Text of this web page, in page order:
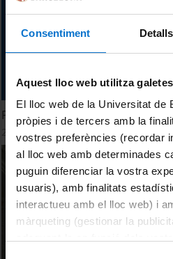
Consentiment Detalls
Aquest lloc web utilitza galetes
El lloc web de la Universitat de
pròpies i de tercers amb la
vostres preferències (recordar
al lloc web amb determinades
puguin diferenciar la vostra
usuaris), amb finalitats
interactueu amb el lloc web) i
màrqueting (gestionar la
Per què la UB ?
21 Marzo, 2019